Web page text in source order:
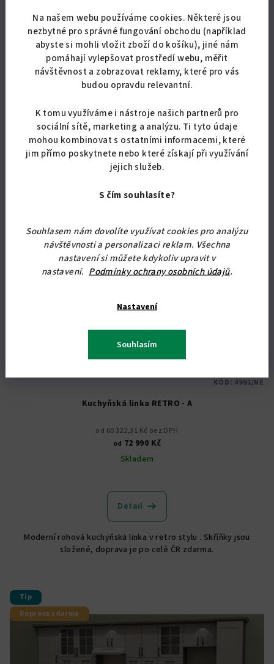
Na našem webu používáme cookies. Některé jsou
nezbytné pro správné fungování obchodu (například
abyste si mohli vložit zboží do košíku), jiné nám
pomáhají vylepšovat prostředí webu, měřit
návštěvnost a zobrazovat reklamy, které pro vás
budou opravdu relevantní.
K tomu využíváme i nástroje našich partnerů pro
sociální sítě, marketing a analýzu. Ti tyto údaje
mohou kombinovat s ostatními informacemi, které
jim přímo poskytnete nebo které získají při využívání
jejich služeb.
S čím souhlasíte?
Souhlasem nám dovolíte využívat cookies pro analýzu
návštěvnosti a personalizaci reklam. Všechna
nastavení si můžete kdykoliv upravit v
nastavení. Podmínky ochrany osobních údajů.
Nastavení
Souhlasím
31 859,50 Kč bez DPH
38 550 Kč
Skladem
Průměrné
hodnocení
je
5,0
z
5
hvězdiček.
Moderní rohová kuchyňská linka . Skříňky jsou složené, doprava je
po celé ČR zdarma.
Kuchyňská linka RETRO - A
od 60 322,31 Kč bez DPH
od 72 990 Kč
Skladem
Detail
Moderní rohová kuchyňská linka v retro stylu . Skříňky jsou
složené, doprava je po celé ČR zdarma.
KÓD: 4991/NE
Tip
Doprava zdarma